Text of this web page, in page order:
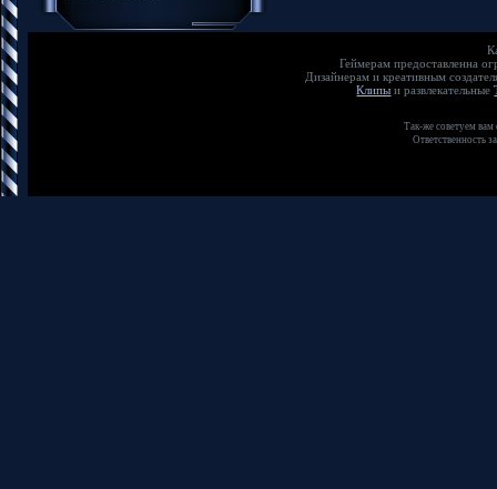
Геймерам предоставленна
Дизайнерам и креативным
Клипы и развлекательные
Так-же советуем
Ответственность